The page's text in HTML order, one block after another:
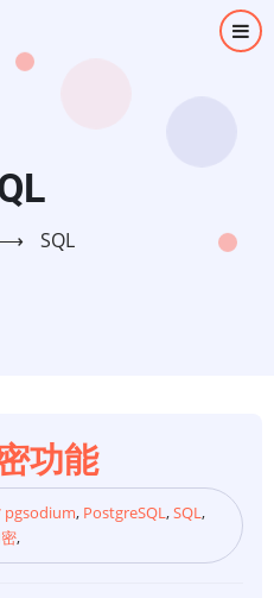
SQL
功能
pgsodium, PostgreSQL,SQL,
,